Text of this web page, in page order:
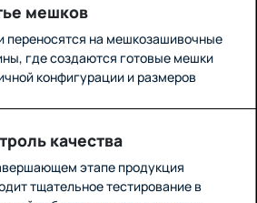
мешков
переносятся на мешкозашивочные
где создаются готовые мешки
конфигурации и размеров
качества
этапе продукция
тщательное тестирование в